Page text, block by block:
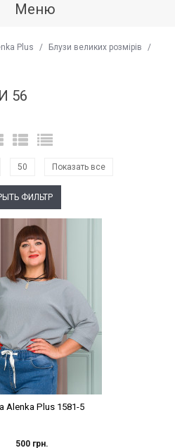
Меню
Plus / Блузи великих розмірів
/
56
50 Показать все
ФИЛЬТР
Варіант з %
Alenka Plus 1581-5
500 грн.